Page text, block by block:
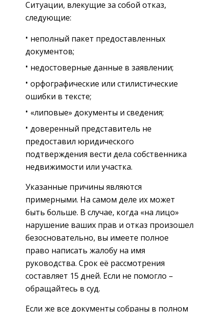
Ситуации, влекущие за собой отказ,
следующие:
неполный пакет предоставленных
документов;
недостоверные данные в заявлении;
орфографические или стилистические
ошибки в тексте;
«липовые» документы и сведения;
доверенный представитель не
предоставил юридического
подтверждения вести дела собственника
недвижимости или участка.
Указанные причины являются
примерными. На самом деле их может
быть больше. В случае, когда «на лицо»
нарушение ваших прав и отказ произошел
безосновательно, вы имеете полное
право написать жалобу на имя
руководства. Срок её рассмотрения
составляет 15 дней. Если не помогло –
обращайтесь в суд.
Если же все документы собраны в полном